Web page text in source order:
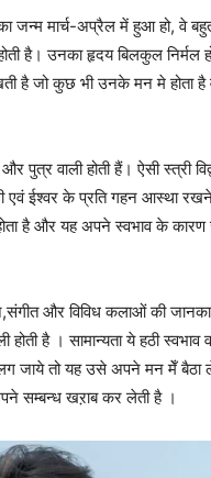
जन्म मार्च-अप्रैल में हुआ हो, वे
है। उनका हृदय बिलकुल निर्मल
है जो कुछ भी उनके मन मे होता है
पुत्र वाली होती हैं। ऐसी स्त्री
एवं ईश्वर के प्रति गहन आस्था रखने
है और यह अपने स्वभाव के कारण
और विविध कलाओं की
है । सामान्यता ये हठी स्वभाव
जाये तो यह उसे अपने मन मेँ बैठा
सम्बन्ध खऱाब कर लेती है ।